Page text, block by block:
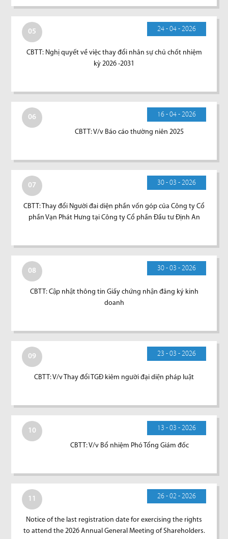
05 24 - 04 - 2026
CBTT: Nghị quyết về việc thay đổi nhân sự chủ chốt nhiệm
kỳ 2026 -2031
06 16 - 04 - 2026
CBTT: V/v Báo cáo thường niên 2025
07 30 - 03 - 2026
CBTT: Thay đổi Người đai diện phần vốn góp của Công ty Cổ
phần Vạn Phát Hưng tại Công ty Cổ phần Đầu tư Định An
08 30 - 03 - 2026
CBTT: Cập nhật thông tin Giấy chứng nhận đăng ký kinh
doanh
09 23 - 03 - 2026
CBTT: V/v Thay đổi TGĐ kiêm người đại diện pháp luật
10 13 - 03 - 2026
CBTT: V/v Bổ nhiệm Phó Tổng Giám đốc
11 26 - 02 - 2026
Notice of the last registration date for exercising the rights
to attend the 2026 Annual General Meeting of Shareholders.